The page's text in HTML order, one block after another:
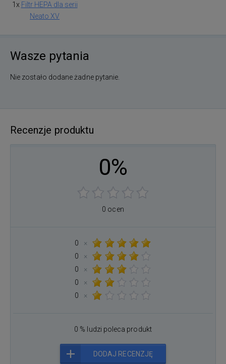
1x Filtr HEPA dla serii
Neato XV
Wasze pytania
Nie zostało dodane żadne pytanie.
Recenzje produktu
0%
0 ocen
0
×
0
×
0
×
0
×
0
×
0 % ludzi poleca produkt
DODAJ RECENZJĘ